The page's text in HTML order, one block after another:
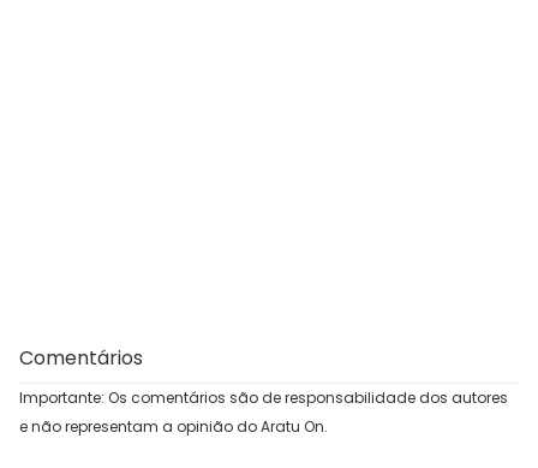
Comentários
Importante: Os comentários são de responsabilidade dos autores
e não representam a opinião do Aratu On.